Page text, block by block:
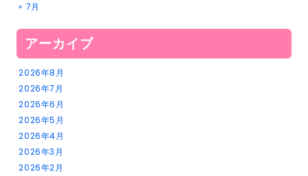
« 7月
アーカイブ
2026年8月
2026年7月
2026年6月
2026年5月
2026年4月
2026年3月
2026年2月